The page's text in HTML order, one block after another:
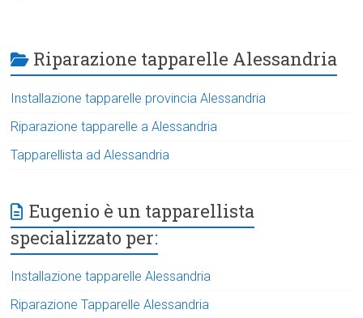
Riparazione tapparelle Alessandria
Installazione tapparelle provincia Alessandria
Riparazione tapparelle a Alessandria
Tapparellista ad Alessandria
Eugenio è un tapparellista
specializzato per:
Installazione tapparelle Alessandria
Riparazione Tapparelle Alessandria